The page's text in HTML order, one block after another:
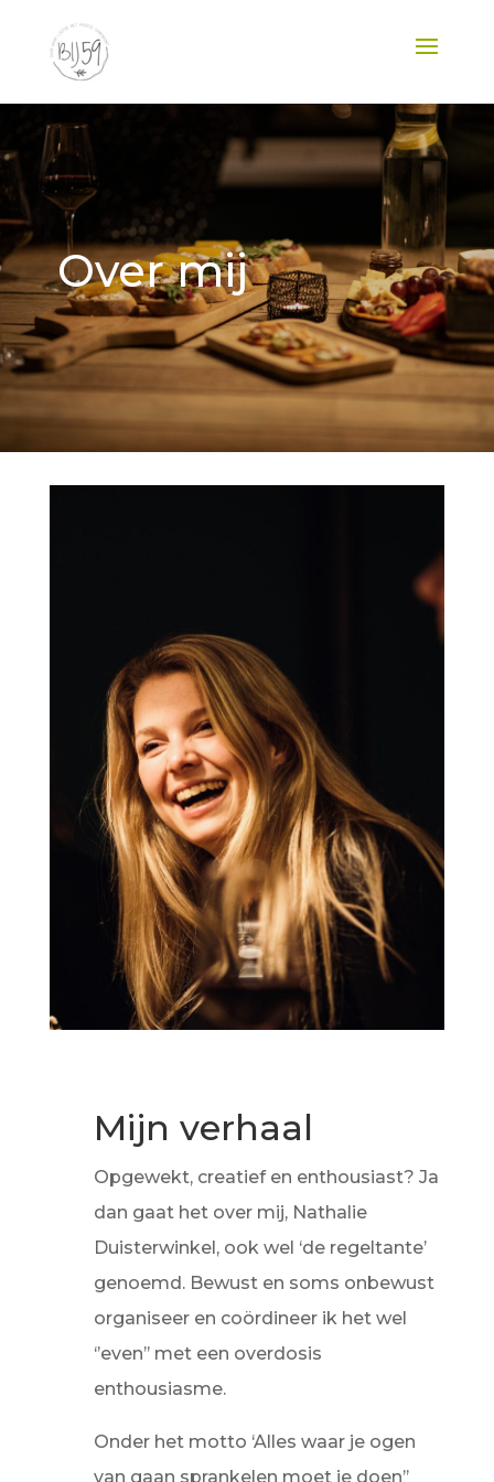
Over mij
Mijn verhaal
Opgewekt, creatief en enthousiast? Ja
dan gaat het over mij, Nathalie
Duisterwinkel, ook wel ‘de regeltante’
genoemd. Bewust en soms onbewust
organiseer en coördineer ik het wel
‘’even’’ met een overdosis
enthousiasme.
Onder het motto ‘Alles waar je ogen
van gaan sprankelen moet je doen’’